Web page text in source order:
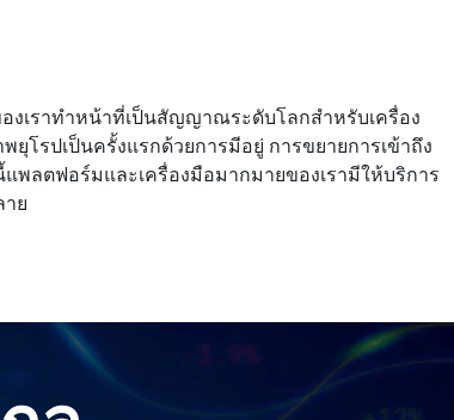
เราทําหน้าที่เป็นสัญญาณระดับโลกสําหรับเครื่อง
โรปเป็นครั้งแรกด้วยการมีอยู่ การขยายการเข้าถึง
ลตฟอร์มและเครื่องมือมากมายของเรามีให้บริการ
ย